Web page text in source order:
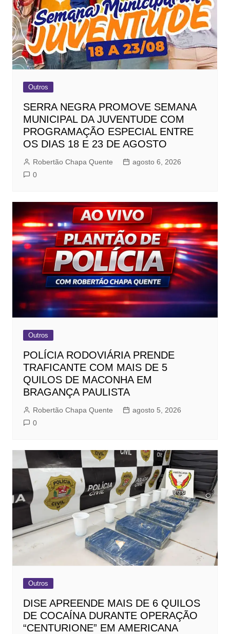
Outros
SERRA NEGRA PROMOVE SEMANA
MUNICIPAL DA JUVENTUDE COM
PROGRAMAÇÃO ESPECIAL ENTRE
OS DIAS 18 E 23 DE AGOSTO
Robertão Chapa Quente
agosto 6, 2026
0
Outros
POLÍCIA RODOVIÁRIA PRENDE
TRAFICANTE COM MAIS DE 5
QUILOS DE MACONHA EM
BRAGANÇA PAULISTA
Robertão Chapa Quente
agosto 5, 2026
0
Outros
DISE APREENDE MAIS DE 6 QUILOS
DE COCAÍNA DURANTE OPERAÇÃO
“CENTURIONE” EM AMERICANA